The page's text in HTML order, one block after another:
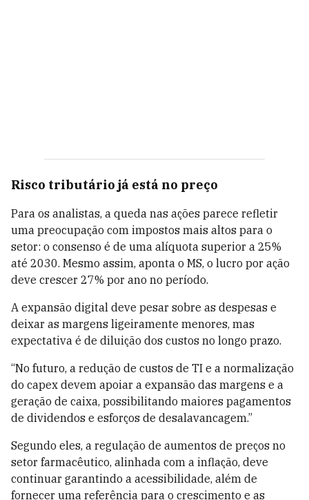
Risco tributário já está no preço
Para os analistas, a queda nas ações parece refletir
uma preocupação com impostos mais altos para o
setor: o consenso é de uma alíquota superior a 25%
até 2030. Mesmo assim, aponta o MS, o lucro por ação
deve crescer 27% por ano no período.
A expansão digital deve pesar sobre as despesas e
deixar as margens ligeiramente menores, mas
expectativa é de diluição dos custos no longo prazo.
“No futuro, a redução de custos de TI e a normalização
do capex devem apoiar a expansão das margens e a
geração de caixa, possibilitando maiores pagamentos
de dividendos e esforços de desalavancagem.”
Segundo eles, a regulação de aumentos de preços no
setor farmacêutico, alinhada com a inflação, deve
continuar garantindo a acessibilidade, além de
fornecer uma referência para o crescimento e as